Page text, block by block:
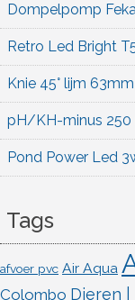
Dompelpomp
Retro Led Bright
Knie 45° lijm
pH/KH-minus 250
Pond Power Led
Tags
afvoer pvc Air Aqua
Colombo Dieren